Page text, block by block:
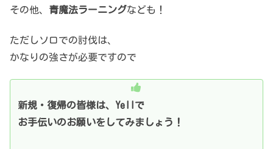
その他、 青魔法ラーニングなども！
ただしソロでの討伐は、
かなりの強さが必要ですので
新規・復帰の皆様は、Yellで
お手伝いのお願いをしてみましょう！